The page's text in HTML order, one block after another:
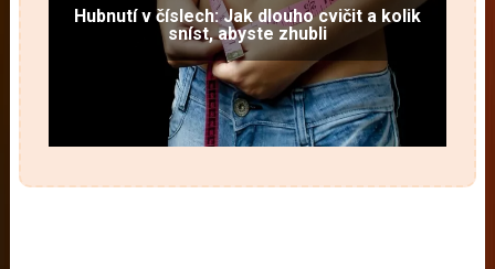
Hubnutí v číslech: Jak dlouho cvičit a kolik
sníst, abyste zhubli